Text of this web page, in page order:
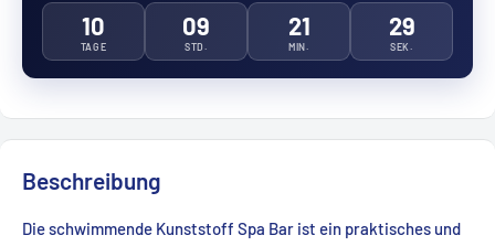
10
TAGE
09
STD.
21
MIN.
28
SEK.
Beschreibung
Die schwimmende Kunststoff Spa Bar ist ein praktisches und